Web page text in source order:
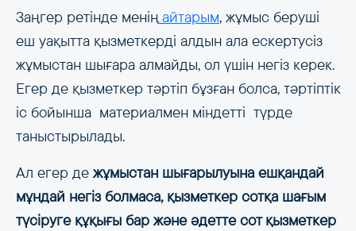
Заңгер ретінде меніңайтарым, жұмыс беруші
еш уақытта қызметкерді алдын ала ескертусіз
жұмыстан шығара алмайды, ол үшін негіз керек.
Егер де қызметкер тәртіп бұзған болса, тәртіптік
іс бойынша материалмен міндетті түрде
таныстырылады.
Ал егер дежұмыстан шығарылуына ешқандай
мұндай негіз болмаса, қызметкер сотқа шағым
түсіруге құқығы бар және әдетте сот қызметкер